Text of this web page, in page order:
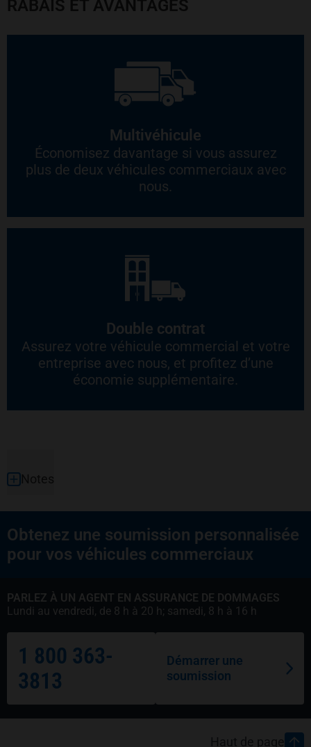
RABAIS ET AVANTAGES
Multivéhicule
Économisez davantage si vous assurez
plus de deux véhicules commerciaux avec
nous.
Double contrat
Assurez votre véhicule commercial et votre
entreprise avec nous, et profitez d’une
économie supplémentaire.
Obtenez une soumission personnalisée
pour vos véhicules commerciaux
PARLEZ À UN AGENT EN ASSURANCE DE DOMMAGES
Lundi au vendredi, de 8 h à 20 h; samedi, 8 h à 16 h
1 800 363-
3813
Démarrer une
soumission
Haut de page